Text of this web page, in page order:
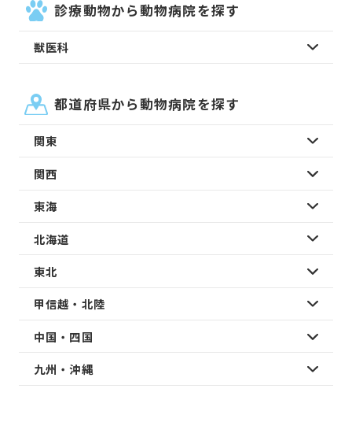
診療動物から動物病院を探す
獣医科
都道府県から動物病院を探す
関東
関西
東海
北海道
東北
甲信越・北陸
中国・四国
九州・沖縄